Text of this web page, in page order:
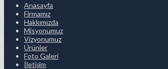
Anasayfa
Firmamız
Hakkımızda
Misyonumuz
Vizyonumuz
Ürünler
Foto Galeri
İletişim